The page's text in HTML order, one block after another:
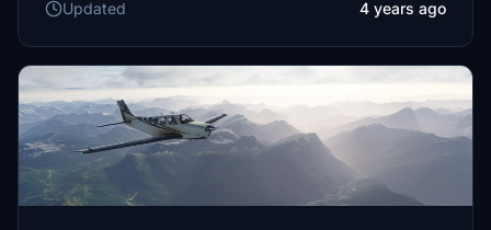
Updated
4 years ago